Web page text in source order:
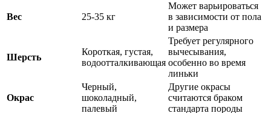
Вес 25-35 кг
Может варьироваться
в зависимости от пола
и размера
Шерсть
Короткая, густая,
водоотталкивающая
Требует регулярного
вычесывания,
особенно во время
линьки
Окрас
Черный,
шоколадный,
палевый
Другие окрасы
считаются браком
стандарта породы